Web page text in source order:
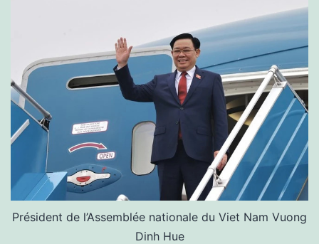
Président de l’Assemblée nationale du Viet Nam Vuong
Dinh Hue